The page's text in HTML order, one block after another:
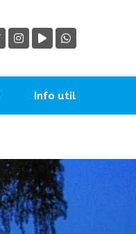
Info util